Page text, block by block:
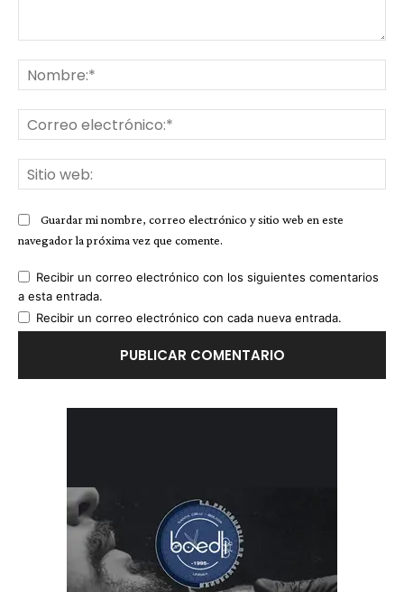
Guardar mi nombre, correo electrónico y sitio web en este
navegador la próxima vez que comente.
Recibir un correo electrónico con los siguientes comentarios
a esta entrada.
Recibir un correo electrónico con cada nueva entrada.